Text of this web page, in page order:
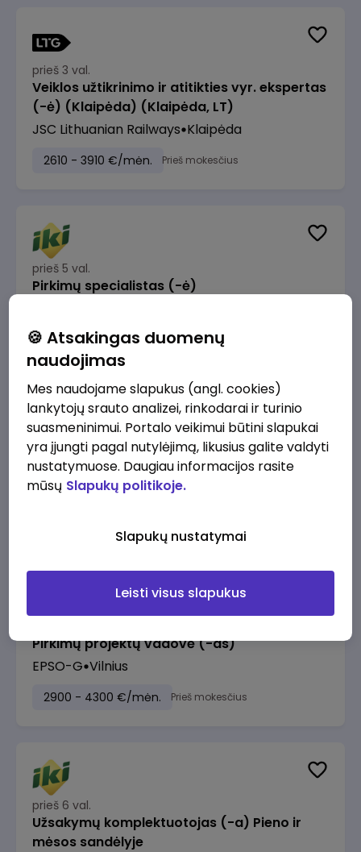
prieš 3 val.
Veiklos užtikrinimo ir atitikties vyr. ekspertas
(-ė) (Klaipėda) (Klaipėda, LT)
JSC Lithuanian Railways Klaipėda
2610 - 3910 €/mėn. Prieš mokesčius
prieš 5 val.
Pirkimų specialistas (-ė)
1600 - 1900 €/mėn. Prieš mokesčius
prieš 5 val.
IT sprendimų architektas (-ė) (Vilnius, LT)
JSC Lithuanian Railways
Pirkimų projektų vadovė (-as)
EPSO-G Vilnius
2900 - 4300 €/mėn. Prieš mokesčius
prieš 6 val.
Užsakymų komplektuotojas (-a) Pieno ir
mėsos sandėlyje
🍪 Atsakingas duomenų
naudojimas
Mes naudojame slapukus (angl. cookies)
lankytojų srauto analizei, rinkodarai ir turinio
suasmeninimui. Portalo veikimui būtini slapukai
yra įjungti pagal nutylėjimą, likusius galite valdyti
nustatymuose. Daugiau informacijos rasite
mūsų Slapukų politikoje.
Slapukų nustatymai
Leisti visus slapukus